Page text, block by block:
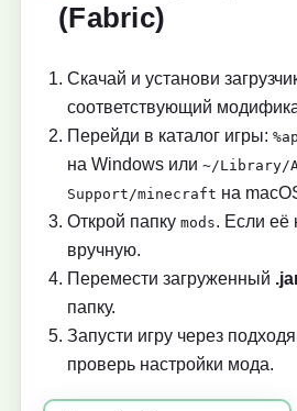
(Fabric)
Скачай и установи
соответствующий
Перейди в каталог игры:
на Windows или ~/Library/
Support/minecraft на
Открой папку mods. Если её
вручную.
Перемести загруженный
папку.
Запусти игру через
проверь настройки мода.